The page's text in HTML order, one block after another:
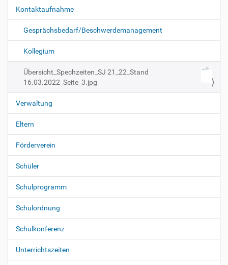
d
i
l
ß
…
g
o
n
Kontaktaufnahme
Gesprächsbedarf/Beschwerdemanagement
Kollegium
Übersicht_Spechzeiten_SJ 21_22_Stand
16.03.2022_Seite_3.jpg
Verwaltung
Eltern
Förderverein
Schüler
Schulprogramm
Schulordnung
Schulkonferenz
Unterrichtszeiten